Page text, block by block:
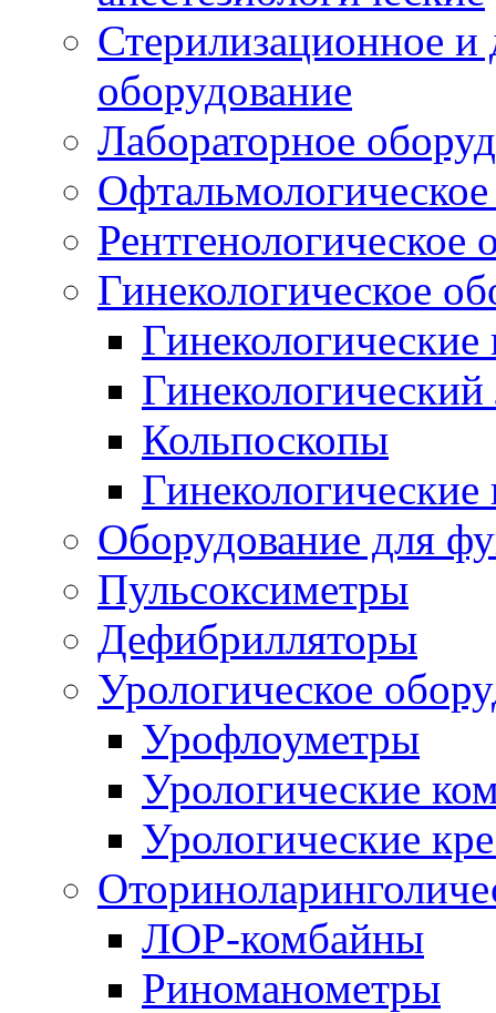
Стерилизационное
оборудование
Лабораторное
Рентгенологическое
Гинекологическое
Гинекологические
Гинекологический
Кольпоскопы
Оборудование для
Пульсоксиметры
Дефибрилляторы
Урологическое
Урофлоуметры
Урологические
Урологические
ЛОР-комбайны
Риноманометры